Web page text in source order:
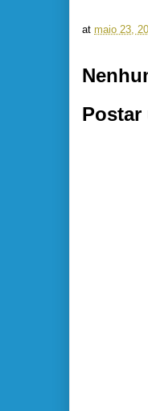
at maio 23,
Postar